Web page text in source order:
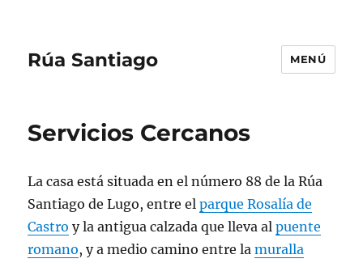
Rúa Santiago MENÚ
Servicios Cercanos
La casa está situada en el número 88 de la Rúa
Santiago de Lugo, entre elparque Rosalía de
Castro y la antigua calzada que lleva alpuente
romano, y a medio camino entre lamuralla